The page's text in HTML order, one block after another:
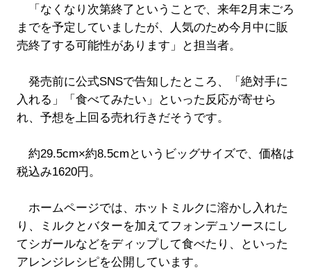
「なくなり次第終了ということで、来年2月末ごろ
までを予定していましたが、人気のため今月中に販
売終了する可能性があります」と担当者。
発売前に公式SNSで告知したところ、「絶対手に
入れる」「食べてみたい」といった反応が寄せら
れ、予想を上回る売れ行きだそうです。
約29.5cm×約8.5cmというビッグサイズで、価格は
税込み1620円。
ホームページでは、ホットミルクに溶かし入れた
り、ミルクとバターを加えてフォンデュソースにし
てシガールなどをディップして食べたり、といった
アレンジレシピを公開しています。